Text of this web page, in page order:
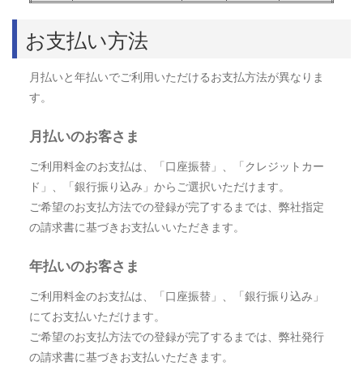
お支払い方法
月払いと年払いでご利用いただけるお支払方法が異なりま
す。
月払いのお客さま
ご利用料金のお支払は、「口座振替」、「クレジットカー
ド」、「銀行振り込み」からご選択いただけます。
ご希望のお支払方法での登録が完了するまでは、弊社指定
の請求書に基づきお支払いいただきます。
年払いのお客さま
ご利用料金のお支払は、「口座振替」、「銀行振り込み」
にてお支払いただけます。
ご希望のお支払方法での登録が完了するまでは、弊社発行
の請求書に基づきお支払いただきます。